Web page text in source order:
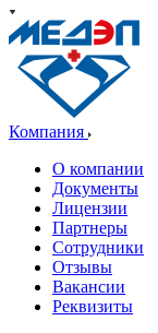
Компания
О компании
Документы
Лицензии
Партнеры
Сотрудники
Отзывы
Вакансии
Реквизиты